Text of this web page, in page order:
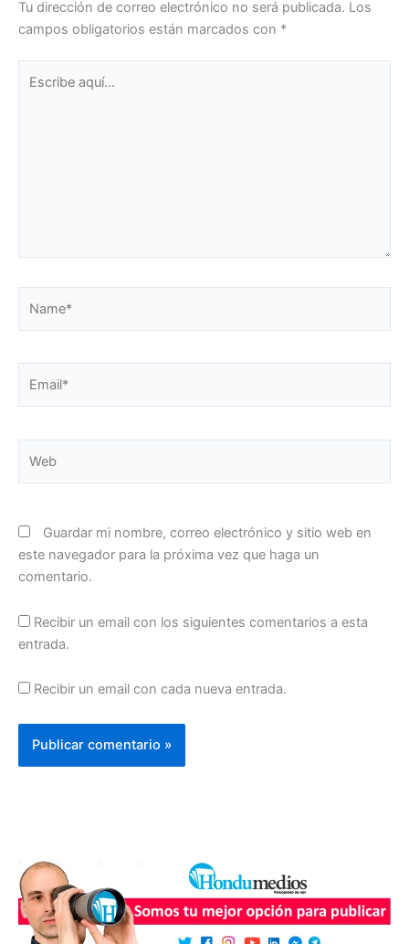
Tu dirección de correo electrónico no será publicada. Los
campos obligatorios están marcados con *
aquí...
Guardar mi nombre, correo electrónico y sitio web en
este navegador para la próxima vez que haga un
comentario.
Recibir un email con los siguientes comentarios a esta
entrada.
Recibir un email con cada nueva entrada.